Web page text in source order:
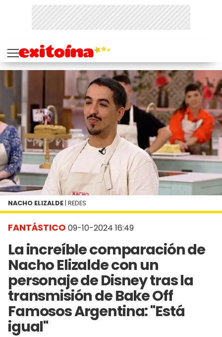
FANTÁSTICO 09-10-2024 16:49
La increíble comparación de
Nacho Elizalde con un
personaje de Disney tras la
transmisión de Bake Off
Famosos Argentina: "Está
igual"
NACHO ELIZALDE | REDES